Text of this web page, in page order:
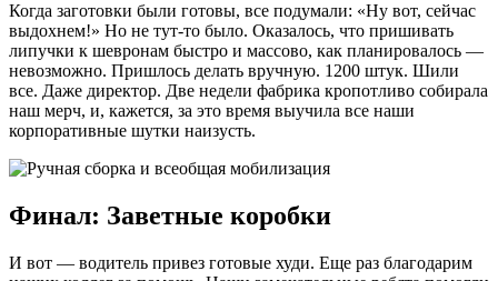
Когда заготовки были готовы, все подумали: «Ну вот, сейчас
выдохнем!» Но не тут-то было. Оказалось, что пришивать
липучки к шевронам быстро и массово, как планировалось —
невозможно. Пришлось делать вручную. 1200 штук. Шили
все. Даже директор. Две недели фабрика кропотливо собирала
наш мерч, и, кажется, за это время выучила все наши
корпоративные шутки наизусть.
Финал: Заветные коробки
И вот — водитель привез готовые худи. Еще раз благодарим